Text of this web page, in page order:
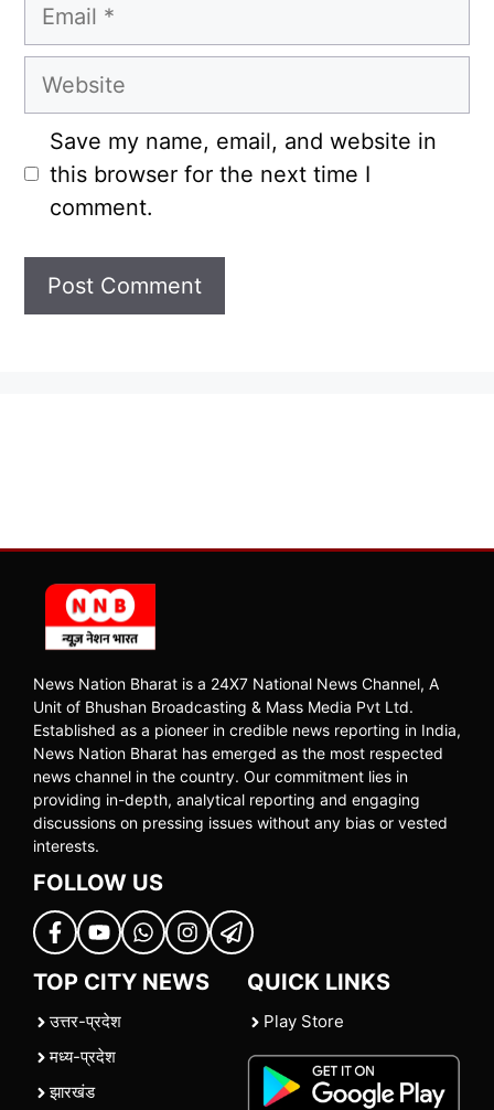
Website
Save my name, email, and website in
this browser for the next time I
comment.
News Nation Bharat is a 24X7 National News Channel, A
Unit of Bhushan Broadcasting & Mass Media Pvt Ltd.
Established as a pioneer in credible news reporting in India,
News Nation Bharat has emerged as the most respected
news channel in the country. Our commitment lies in
providing in-depth, analytical reporting and engaging
discussions on pressing issues without any bias or vested
interests.
FOLLOW US
TOP CITY NEWS
उत्तर-प्रदेश
मध्य-प्रदेश
झारखंड
QUICK LINKS
Play Store